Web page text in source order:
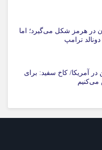
در هرمز شکل می‌گیرد؛ اما
ترامپ
در آمریکا/ کاخ سفید: برای